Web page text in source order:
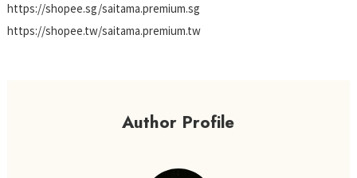
https://shopee.sg/saitama.premium.sg
https://shopee.tw/saitama.premium.tw
Author Profile